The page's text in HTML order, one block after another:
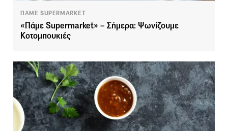
ΠΑΜΕ SUPERMARKET
«Πάμε Supermarket» – Σήμερα: Ψωνίζουμε
Κοτομπουκιές